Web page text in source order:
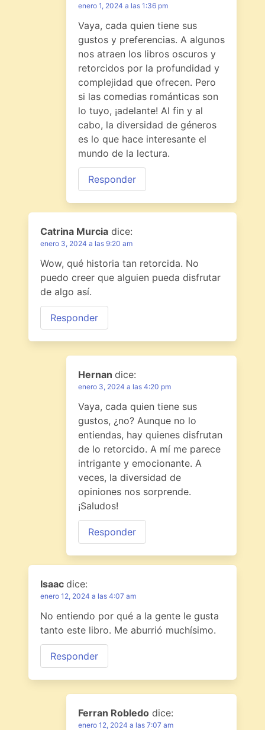
enero 1, 2024 a las 1:36 pm
Vaya, cada quien tiene sus
gustos y preferencias. A algunos
nos atraen los libros oscuros y
retorcidos por la profundidad y
complejidad que ofrecen. Pero
si las comedias románticas son
lo tuyo, ¡adelante! Al fin y al
cabo, la diversidad de géneros
es lo que hace interesante el
mundo de la lectura.
Responder
Catrina Murcia dice:
enero 3, 2024 a las 9:20 am
Wow, qué historia tan retorcida. No
puedo creer que alguien pueda disfrutar
de algo así.
Responder
Hernan dice:
enero 3, 2024 a las 4:20 pm
Vaya, cada quien tiene sus
gustos, ¿no? Aunque no lo
entiendas, hay quienes disfrutan
de lo retorcido. A mí me parece
intrigante y emocionante. A
veces, la diversidad de
opiniones nos sorprende.
¡Saludos!
Responder
Isaac dice:
enero 12, 2024 a las 4:07 am
No entiendo por qué a la gente le gusta
tanto este libro. Me aburrió muchísimo.
Responder
Ferran Robledo dice:
enero 12, 2024 a las 7:07 am